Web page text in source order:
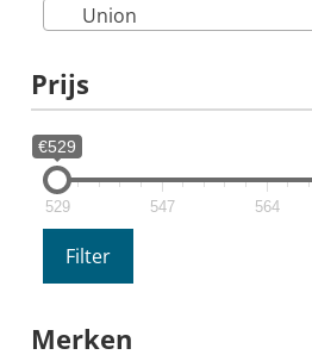
Union
Prijs
€529
529 547 564
Filter
Merken